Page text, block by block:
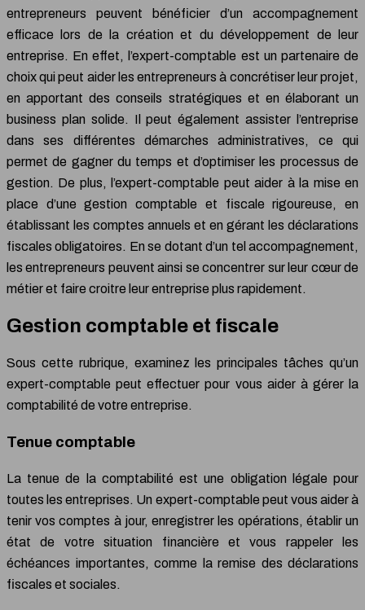
entrepreneurs peuvent bénéficier d’un accompagnement
efficace lors de la création et du développement de leur
entreprise. En effet, l’expert-comptable est un partenaire de
choix qui peut aider les entrepreneurs à concrétiser leur projet,
en apportant des conseils stratégiques et en élaborant un
business plan solide. Il peut également assister l’entreprise
dans ses différentes démarches administratives, ce qui
permet de gagner du temps et d’optimiser les processus de
gestion. De plus, l’expert-comptable peut aider à la mise en
place d’une gestion comptable et fiscale rigoureuse, en
établissant les comptes annuels et en gérant les déclarations
fiscales obligatoires. En se dotant d’un tel accompagnement,
les entrepreneurs peuvent ainsi se concentrer sur leur cœur de
métier et faire croitre leur entreprise plus rapidement.
Gestion comptable et fiscale
Sous cette rubrique, examinez les principales tâches qu’un
expert-comptable peut effectuer pour vous aider à gérer la
comptabilité de votre entreprise.
Tenue comptable
La tenue de la comptabilité est une obligation légale pour
toutes les entreprises. Un expert-comptable peut vous aider à
tenir vos comptes à jour, enregistrer les opérations, établir un
état de votre situation financière et vous rappeler les
échéances importantes, comme la remise des déclarations
fiscales et sociales.